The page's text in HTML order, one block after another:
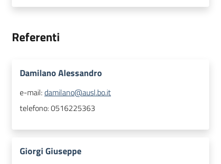
Referenti
Damilano Alessandro
e-mail:damilano@ausl.bo.it
telefono:0516225363
Giorgi Giuseppe